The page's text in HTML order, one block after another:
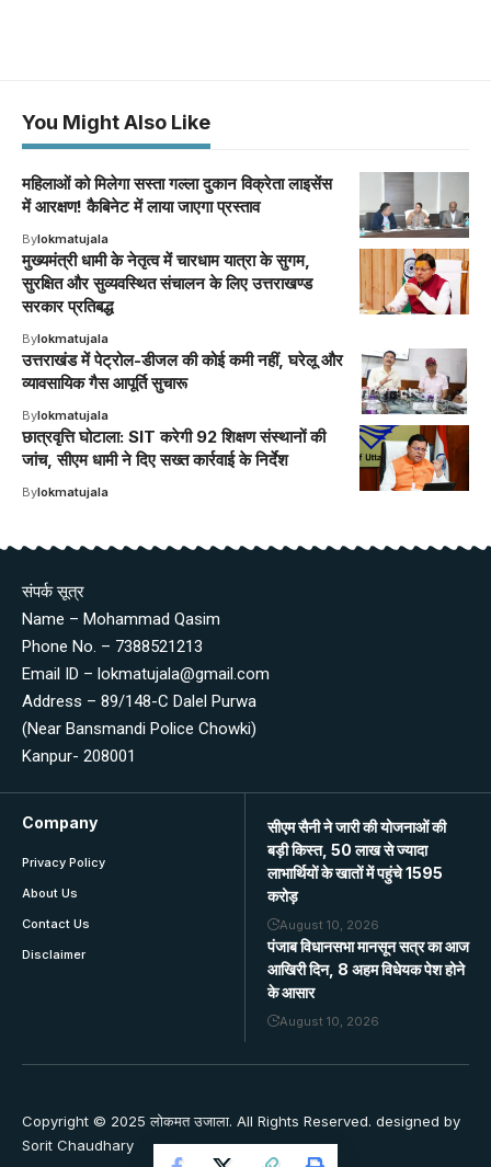
You Might Also Like
महिलाओं को मिलेगा सस्ता गल्ला दुकान विक्रेता लाइसेंस
में आरक्षण! कैबिनेट में लाया जाएगा प्रस्ताव
Bylokmatujala
मुख्यमंत्री धामी के नेतृत्व में चारधाम यात्रा के सुगम,
सुरक्षित और सुव्यवस्थित संचालन के लिए उत्तराखण्ड
सरकार प्रतिबद्ध
Bylokmatujala
उत्तराखंड में पेट्रोल-डीजल की कोई कमी नहीं, घरेलू और
व्यावसायिक गैस आपूर्ति सुचारू
Bylokmatujala
छात्रवृत्ति घोटाला: SIT करेगी 92 शिक्षण संस्थानों की
जांच, सीएम धामी ने दिए सख्त कार्रवाई के निर्देश
Bylokmatujala
संपर्क सूत्र
Name – Mohammad Qasim
Phone No. – 7388521213
Email ID – lokmatujala@gmail.com
Address – 89/148-C Dalel Purwa
(Near Bansmandi Police Chowki)
Kanpur- 208001
Company
Privacy Policy
About Us
Contact Us
Disclaimer
सीएम सैनी ने जारी की योजनाओं की
बड़ी किस्त, 50 लाख से ज्यादा
लाभार्थियों के खातों में पहुंचे 1595
करोड़
August 10, 2026
पंजाब विधानसभा मानसून सत्र का आज
आखिरी दिन, 8 अहम विधेयक पेश होने
के आसार
August 10, 2026
Copyright © 2025 लोकमत उजाला. All Rights Reserved. designed by
Sorit Chaudhary